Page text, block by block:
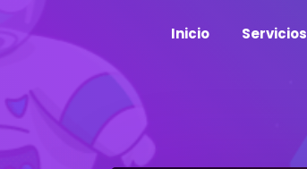
Inicio Servicios